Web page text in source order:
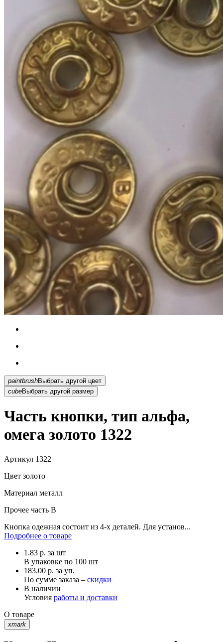
paintbrush
Выбрать другой цвет
cubeВыбрать другой размер
Часть кнопки, тип альфа,
омега золото 1322
Артикул 1322
Цвет золото
Материал металл
Прочее часть B
Кнопка одежная состоит из 4-х деталей. Для установ...
Подробнее о товаре
1.83 р. за шт
В упаковке по 100 шт
183.00 р. за уп.
По сумме заказа – скидки
В наличии
Условия работы и доставки
О товаре
xmark